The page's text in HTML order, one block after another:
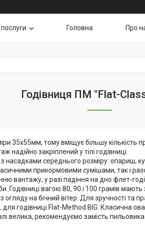
Головна Про
Годівниця ПМ "Flat-
35х55мм, тому вміщує більшу кількість
закріплений у тілі годівниці.
насадками середнього розміру: опариш,
прикормовими сумішами, так і
вантажу, у разі падіння на дно флет-
Годівниці вагою 80, 90 і 100 грамів
огляду на бічний вітер. Для зручності
годівниці Flat-Method BIG. Класична
велика, рекомендуємо замість